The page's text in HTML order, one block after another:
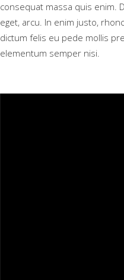
consequat massa quis enim.
eget, arcu. In enim justo,
dictum felis eu pede mollis
elementum semper nisi.